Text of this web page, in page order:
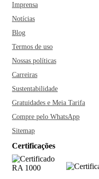
Imprensa
Notícias
Blog
Termos de uso
Nossas políticas
Carreiras
Sustentabilidade
Gratuidades e Meia Tarifa
Compre pelo WhatsApp
Sitemap
Certificações